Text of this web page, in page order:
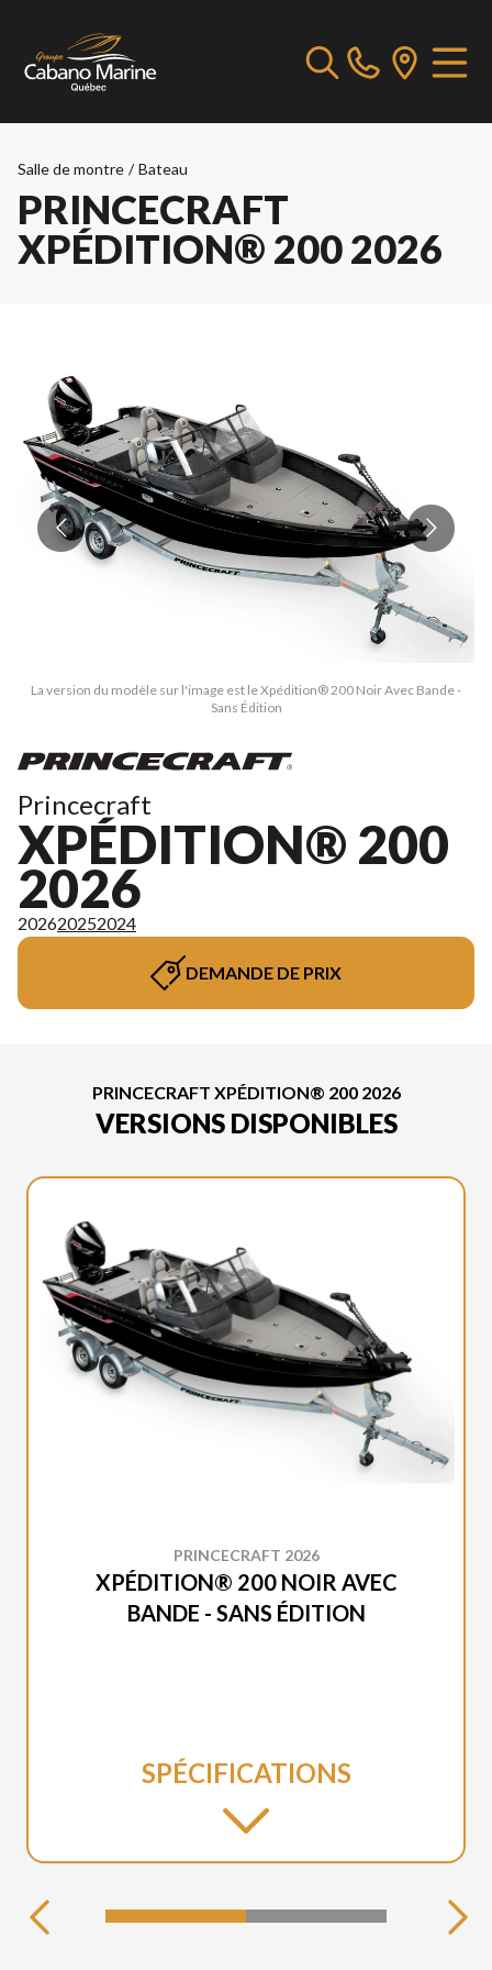
Salle de montre / Bateau
PRINCECRAFT
XPÉDITION® 200 2026
La version du modèle sur l'image est le Xpédition® 200 Noir Avec Bande -
Sans Édition
Princecraft
XPÉDITION® 200
2026
202620252024
DEMANDE DE PRIX
PRINCECRAFT XPÉDITION® 200 2026
VERSIONS DISPONIBLES
PRINCECRAFT 2026
XPÉDITION® 200 NOIR AVEC
BANDE - SANS ÉDITION
SPÉCIFICATIONS